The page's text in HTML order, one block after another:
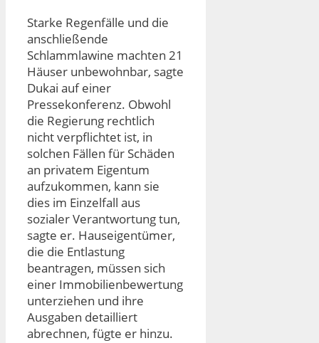
Starke Regenfälle und die
anschließende
Schlammlawine machten 21
Häuser unbewohnbar, sagte
Dukai auf einer
Pressekonferenz. Obwohl
die Regierung rechtlich
nicht verpflichtet ist, in
solchen Fällen für Schäden
an privatem Eigentum
aufzukommen, kann sie
dies im Einzelfall aus
sozialer Verantwortung tun,
sagte er. Hauseigentümer,
die die Entlastung
beantragen, müssen sich
einer Immobilienbewertung
unterziehen und ihre
Ausgaben detailliert
abrechnen, fügte er hinzu.